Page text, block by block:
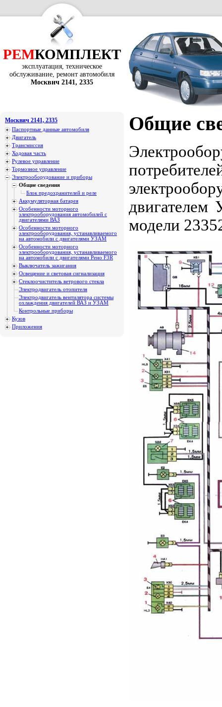
РЕМКОМПЛЕКТ
эксплуатация, техническое
обслуживание, ремонт автомобиля
Москвич 2141, 2335
Москвич 2141, 2335
Паспортные данные автомобиля
Двигатель
Трансмиссия
Ходовая часть
Рулевое управление
Тормозное управление
Электрооборудование и приборы
Общие сведения
Блок предохранителей и реле
Аккумуляторная батарея
Особенности моторного
электрооборудования автомобилей с
двигателями ВАЗ
Особенности моторного
электрооборудования, устанавливаемого
на автомобили с двигателями УЗАМ
Особенности моторного
электрооборудования, устанавливаемого
на автомобили с двигателями Рено F3R
Выключатель зажигания
Освещение и световая сигнализация
Стеклоочиститель ветрового стекла
Электродвигатель отопителя
Электродвигатель вентилятора системы
охлаждения двигателей ВАЗ и УЗАМ
Контрольные приборы
Кузов
Приложения
Общие
модели